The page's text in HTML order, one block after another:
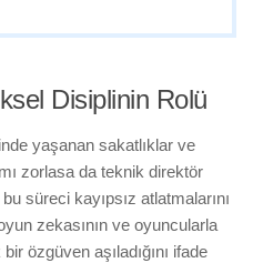
Disiplinin Rolü
yaşanan sakatlıklar ve
zorlasa da teknik direktör
süreci kayıpsız atlatmalarını
zekasının ve oyuncularla
özgüven aşıladığını ifade